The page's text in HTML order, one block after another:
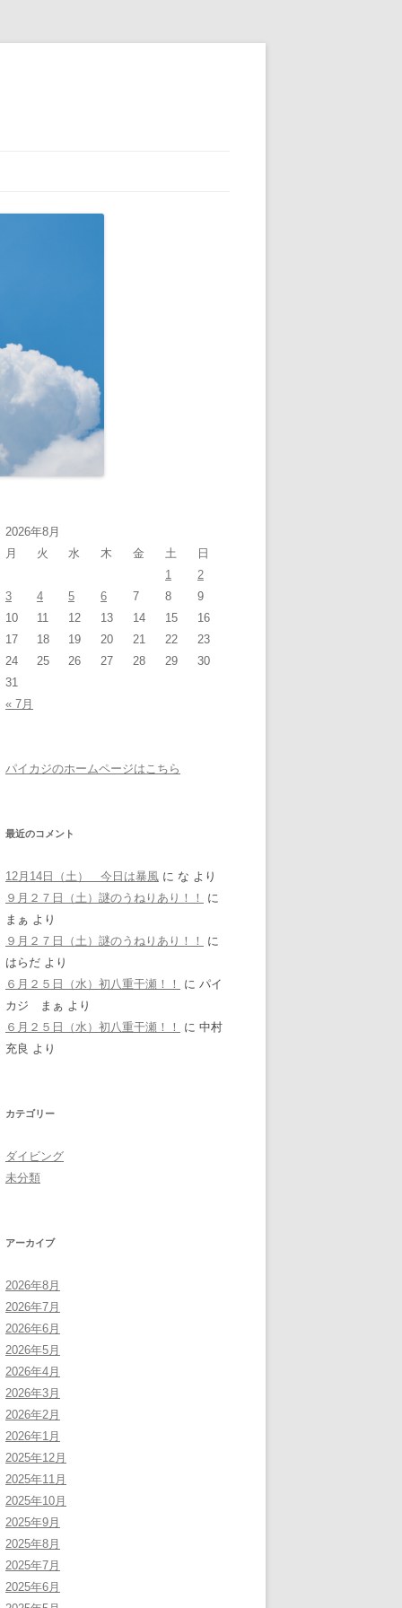
2026年8月
月
火 水 木 金 土
日
1
2
3
4 5 6 7 8
9
10
11 12 13 14 15
16
17
18 19 20 21 22
23
24
25 26 27 28 29
30
31
« 7月
パイカジのホームページはこちら
最近のコメント
12月14日（土） 今日は暴風 に な より
９月２７日（土）謎のうねりあり！！
に
まぁ より
９月２７日（土）謎のうねりあり！！
に
はらだ より
６月２５日（水）初八重干瀬！！
に パイ
カジ まぁ より
６月２５日（水）初八重干瀬！！
に 中村
充良 より
カテゴリー
ダイビング
未分類
アーカイブ
2026年8月
2026年7月
2026年6月
2026年5月
2026年4月
2026年3月
2026年2月
2026年1月
2025年12月
2025年11月
2025年10月
2025年9月
2025年8月
2025年7月
2025年6月